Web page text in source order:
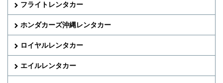
フライトレンタカー
ホンダカーズ沖縄レンタカー
ロイヤルレンタカー
エイルレンタカー